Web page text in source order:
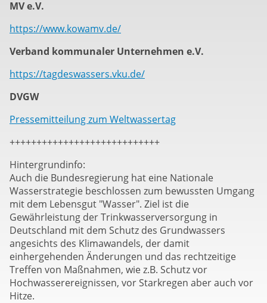
MV e.V.
https://www.kowamv.de/
Verband kommunaler Unternehmen e.V.
https://tagdeswassers.vku.de/
DVGW
Pressemitteilung zum Weltwassertag
++++++++++++++++++++++++++++
Hintergrundinfo:
Auch die Bundesregierung hat eine Nationale
Wasserstrategie beschlossen zum bewussten Umgang
mit dem Lebensgut "Wasser". Ziel ist die
Gewährleistung der Trinkwasserversorgung in
Deutschland mit dem Schutz des Grundwassers
angesichts des Klimawandels, der damit
einhergehenden Änderungen und das rechtzeitige
Treffen von Maßnahmen, wie z.B. Schutz vor
Hochwasserereignissen, vor Starkregen aber auch vor
Hitze.